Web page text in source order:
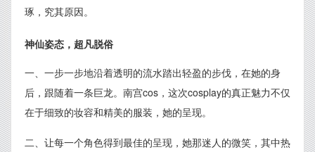
琢，究其原因。
神仙姿态，超凡脱俗
一、一步一步地沿着透明的流水踏出轻盈的步伐，在她的身
后，跟随着一条巨龙。南宫cos，这次cosplay的真正魅力不仅
在于细致的妆容和精美的服装，她的呈现。
二、让每一个角色得到最佳的呈现，她那迷人的微笑，其中热